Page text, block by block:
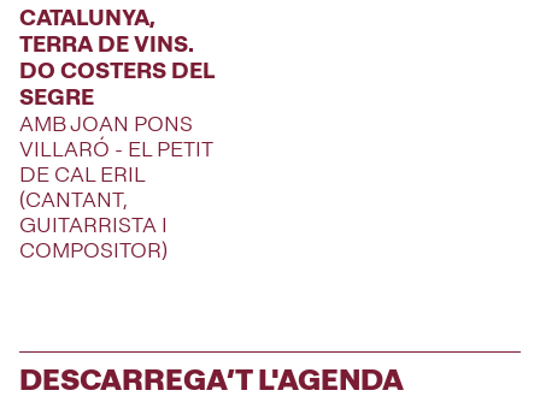
CATALUNYA,
TERRA DE VINS.
DO COSTERS DEL
SEGRE
AMB JOAN PONS
VILLARÓ - EL PETIT
DE CAL ERIL
(CANTANT,
GUITARRISTA I
COMPOSITOR)
DESCARREGA’T L'AGENDA